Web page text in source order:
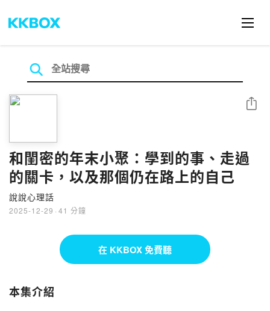
和閨密的年末小聚：學到的事、走過
的關卡，以及那個仍在路上的自己
說說心理話
2025-12-29 · 41 分鐘
分享
在 KKBOX 免費聽
本集介紹